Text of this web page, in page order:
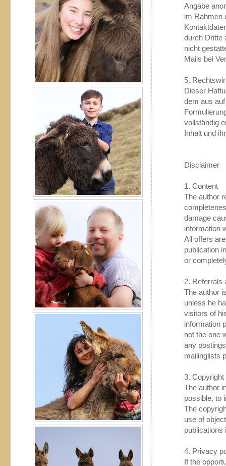
Angabe
im Rahmen
durch Dritte
nicht
Mails bei
5.
Dieser
dem aus
vollständig
Inhalt und
Disclaimer
1. Content
The author
damage
information
All offers
publication
or
2. Referrals
The author
unless he
visitors of
information
not the one
any
mailinglists
3. Copyright
The author
possible, to
The
use of
publications
4. Privacy
If the